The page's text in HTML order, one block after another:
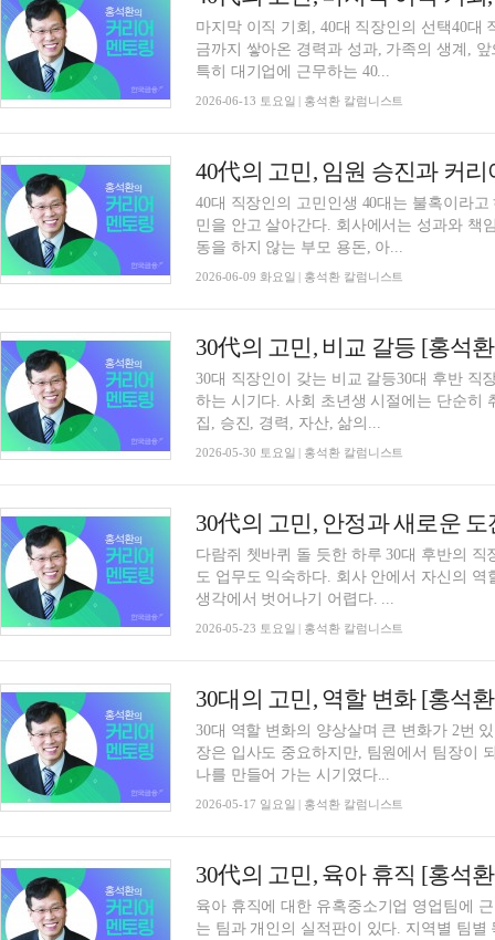
마지막 이직 기회, 40대 직장인의 선택40대
금까지 쌓아온 경력과 성과, 가족의 생계,
특히 대기업에 근무하는 40...
2026-06-13 토요일 | 홍석환 칼럼니스트
40대 직장인의 고민인생 40대는 불혹이라
민을 안고 살아간다. 회사에서는 성과와 책
동을 하지 않는 부모 용돈, 아...
2026-06-09 화요일 | 홍석환 칼럼니스트
30代의 고민, 비교 갈등 [홍석
30대 직장인이 갖는 비교 갈등30대 후반 직
하는 시기다. 사회 초년생 시절에는 단순히
집, 승진, 경력, 자산, 삶의...
2026-05-30 토요일 | 홍석환 칼럼니스트
30代의 고민, 안정과 새로운
다람쥐 쳇바퀴 돌 듯한 하루 30대 후반의
도 업무도 익숙하다. 회사 안에서 자신의
생각에서 벗어나기 어렵다. ...
2026-05-23 토요일 | 홍석환 칼럼니스트
30대의 고민, 역할 변화 [홍석
30대 역할 변화의 양상살며 큰 변화가 2번
장은 입사도 중요하지만, 팀원에서 팀장이
나를 만들어 가는 시기였다...
2026-05-17 일요일 | 홍석환 칼럼니스트
30代의 고민, 육아 휴직 [홍석
육아 휴직에 대한 유혹중소기업 영업팀에
는 팀과 개인의 실적판이 있다. 지역별 팀